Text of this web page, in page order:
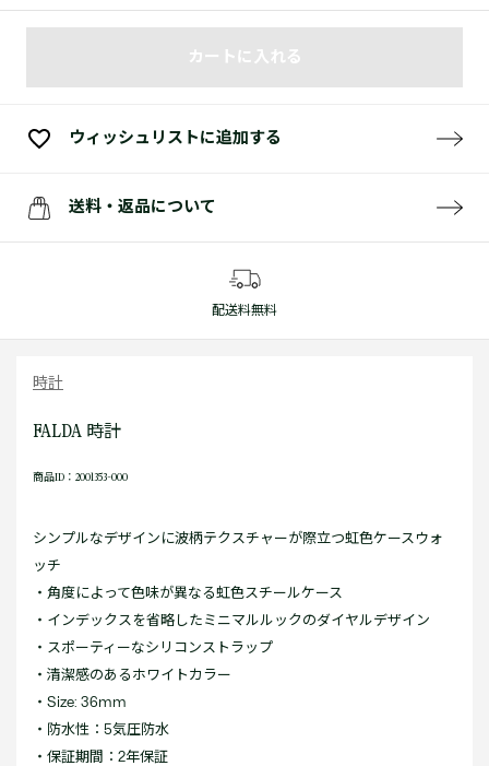
カートに入れる
ウィッシュリストに追加する
送料・返品について
配送料無料
時計
FALDA 時計
商品ID：2001353-000
シンプルなデザインに波柄テクスチャーが際立つ虹色ケースウォ
ッチ
・角度によって色味が異なる虹色スチールケース
・インデックスを省略したミニマルルックのダイヤルデザイン
・スポーティーなシリコンストラップ
・清潔感のあるホワイトカラー
・Size: 36mm
・防水性：5気圧防水
・保証期間：2年保証